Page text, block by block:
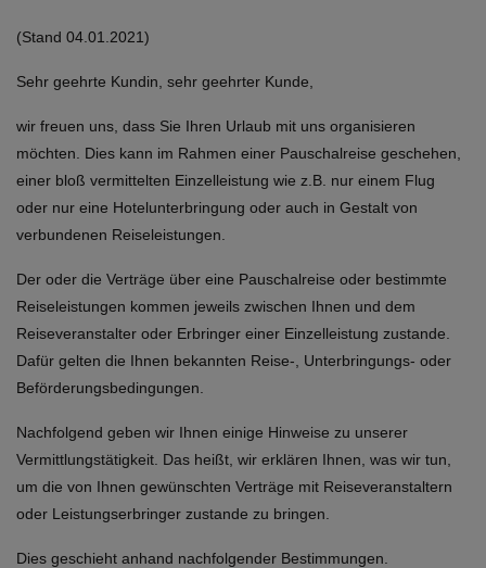
(Stand 04.01.2021)
Sehr geehrte Kundin, sehr geehrter Kunde,
wir freuen uns, dass Sie Ihren Urlaub mit uns organisieren
möchten. Dies kann im Rahmen einer Pauschalreise geschehen,
einer bloß vermittelten Einzelleistung wie z.B. nur einem Flug
oder nur eine Hotelunterbringung oder auch in Gestalt von
verbundenen Reiseleistungen.
Der oder die Verträge über eine Pauschalreise oder bestimmte
Reiseleistungen kommen jeweils zwischen Ihnen und dem
Reiseveranstalter oder Erbringer einer Einzelleistung zustande.
Dafür gelten die Ihnen bekannten Reise-, Unterbringungs- oder
Beförderungsbedingungen.
Nachfolgend geben wir Ihnen einige Hinweise zu unserer
Vermittlungstätigkeit. Das heißt, wir erklären Ihnen, was wir tun,
um die von Ihnen gewünschten Verträge mit Reiseveranstaltern
oder Leistungserbringer zustande zu bringen.
Dies geschieht anhand nachfolgender Bestimmungen.